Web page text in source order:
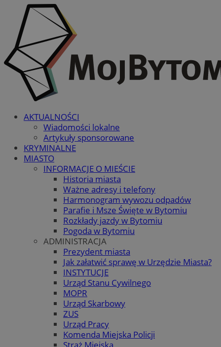
AKTUALNOŚCI
Wiadomości lokalne
Artykuły sponsorowane
KRYMINALNE
MIASTO
INFORMACJE O MIEŚCIE
Historia miasta
Ważne adresy i telefony
Harmonogram wywozu odpadów
Parafie i Msze Święte w Bytomiu
Rozkłady jazdy w Bytomiu
Pogoda w Bytomiu
ADMINISTRACJA
Prezydent miasta
Jak załatwić sprawę w Urzędzie Miasta?
INSTYTUCJE
Urząd Stanu Cywilnego
MOPR
Urząd Skarbowy
ZUS
Urząd Pracy
Komenda Miejska Policji